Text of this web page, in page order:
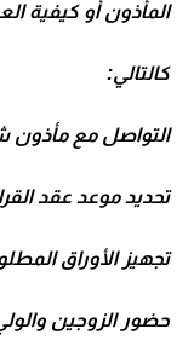
المأذونأو كيفية
كالتالي:
التواصل معمأذون
تحديد موعد عقد
تجهيز الأوراق
حضور الزوجين